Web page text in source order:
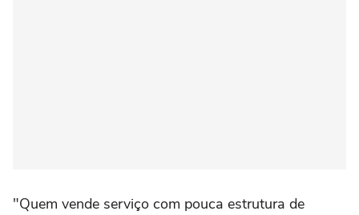
"Quem vende serviço com pouca estrutura de